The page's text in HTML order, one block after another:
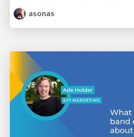
asonas